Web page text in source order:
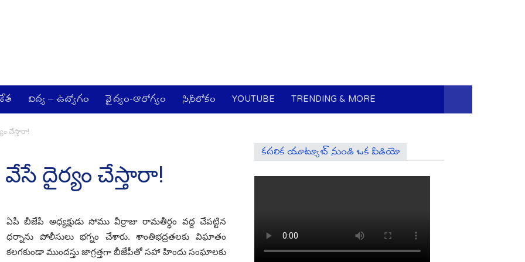
విద్య – ఉద్యోగం వైద్యం-ఆరోగ్యం సినీలోకం YOUTUBE TRENDING & MORE
చేస్తారా!
దైర్యం చేస్తారా!
ఏపీ బీజేపీ అధ్య‌క్షుడు సోము వీర్రాజు రామ‌తీర్ధం వ‌ద్ద చేప‌ట్టిన
ధ‌ర్నాను పోలీసులు భ‌గ్నం చేశారు. శాంతిభ‌ద్ర‌త‌ల‌కు విఘాతం
క‌ల‌గ‌కుండా ముంద‌స్తు జాగ్ర‌త్త‌గా బీజేపీతో స‌హా హిందు సంఘాల‌కు
కదలిక యూట్యూబ్ నుండి ఒక వీడియో